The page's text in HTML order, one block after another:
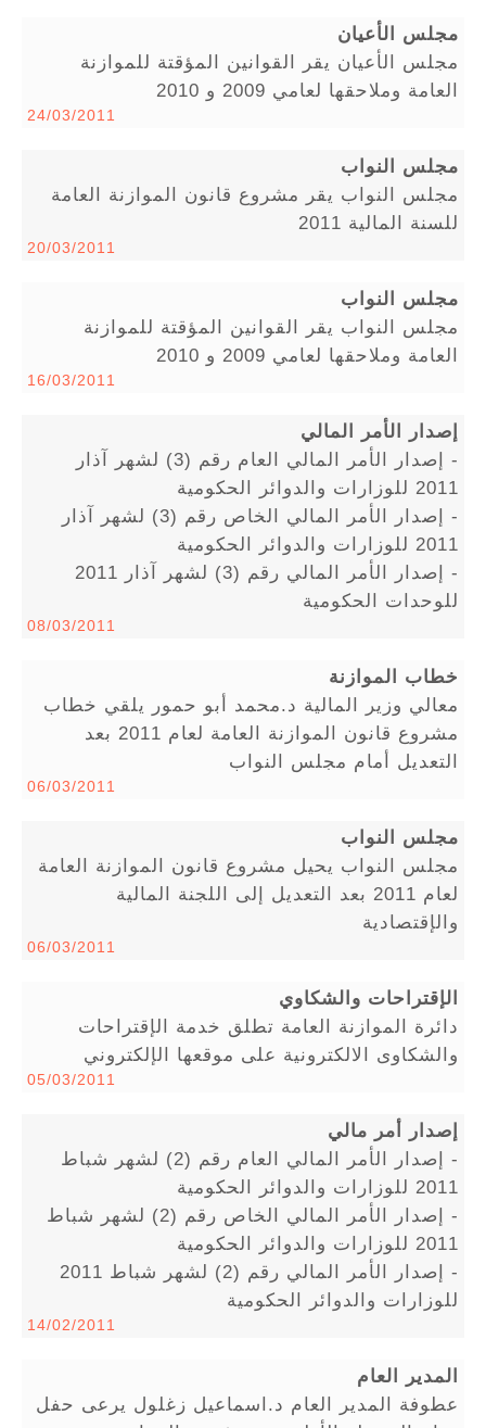
مجلس الأعيان
مجلس الأعيان يقر القوانين المؤقتة للموازنة
العامة وملاحقها لعامي 2009 و 2010
24/03/2011
مجلس النواب
مجلس النواب يقر مشروع قانون الموازنة العامة
للسنة المالية 2011
20/03/2011
مجلس النواب
مجلس النواب يقر القوانين المؤقتة للموازنة
العامة وملاحقها لعامي 2009 و 2010
16/03/2011
إصدار الأمر المالي
- إصدار الأمر المالي العام رقم (3) لشهر آذار
2011 للوزارات والدوائر الحكومية
- إصدار الأمر المالي الخاص رقم (3) لشهر آذار
2011 للوزارات والدوائر الحكومية
- إصدار الأمر المالي رقم (3) لشهر آذار 2011
للوحدات الحكومية
08/03/2011
خطاب الموازنة
معالي وزير المالية د.محمد أبو حمور يلقي خطاب
مشروع قانون الموازنة العامة لعام 2011 بعد
التعديل أمام مجلس النواب
06/03/2011
مجلس النواب
مجلس النواب يحيل مشروع قانون الموازنة العامة
لعام 2011 بعد التعديل إلى اللجنة المالية
والإقتصادية
06/03/2011
الإقتراحات والشكاوي
دائرة الموازنة العامة تطلق خدمة الإقتراحات
والشكاوى الالكترونية على موقعها الإلكتروني
05/03/2011
إصدار أمر مالي
- إصدار الأمر المالي العام رقم (2) لشهر شباط
2011 للوزارات والدوائر الحكومية
- إصدار الأمر المالي الخاص رقم (2) لشهر شباط
2011 للوزارات والدوائر الحكومية
- إصدار الأمر المالي رقم (2) لشهر شباط 2011
للوزارات والدوائر الحكومية
14/02/2011
المدير العام
عطوفة المدير العام د.اسماعيل زغلول يرعى حفل